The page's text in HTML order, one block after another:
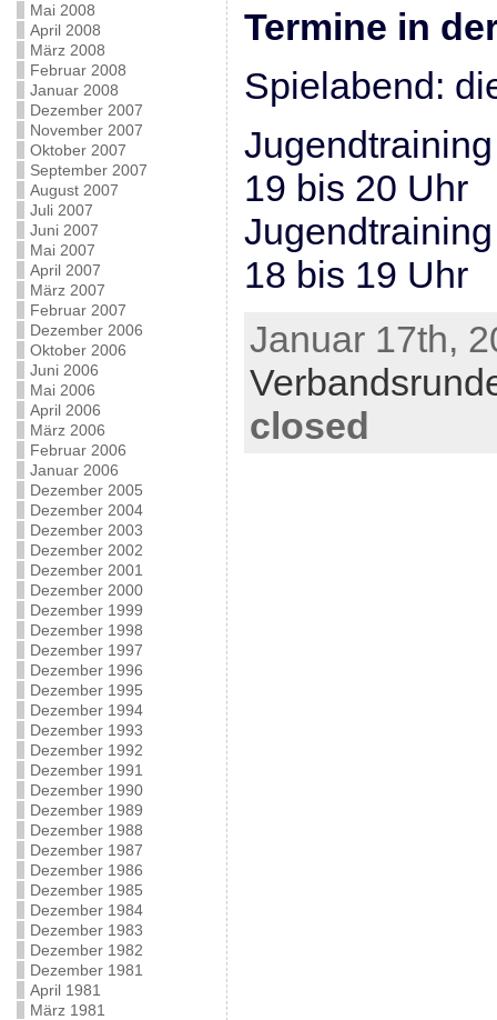
Mai 2008
April 2008
März 2008
Februar 2008
Januar 2008
Dezember 2007
November 2007
Oktober 2007
September 2007
August 2007
Juli 2007
Juni 2007
Mai 2007
April 2007
März 2007
Februar 2007
Dezember 2006
Oktober 2006
Juni 2006
Mai 2006
April 2006
März 2006
Februar 2006
Januar 2006
Dezember 2005
Dezember 2004
Dezember 2003
Dezember 2002
Dezember 2001
Dezember 2000
Dezember 1999
Dezember 1998
Dezember 1997
Dezember 1996
Dezember 1995
Dezember 1994
Dezember 1993
Dezember 1992
Dezember 1991
Dezember 1990
Dezember 1989
Dezember 1988
Dezember 1987
Dezember 1986
Dezember 1985
Dezember 1984
Dezember 1983
Dezember 1982
Dezember 1981
April 1981
März 1981
Termine in
Spielabend:
19 bis 20 Uhr
18 bis 19 Uhr
Januar 17th,
closed